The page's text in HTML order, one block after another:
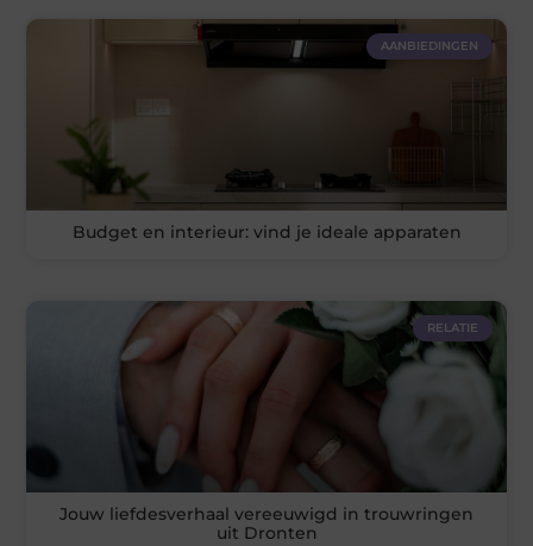
AANBIEDINGEN
Budget en interieur: vind je ideale apparaten
RELATIE
Jouw liefdesverhaal vereeuwigd in trouwringen
uit Dronten